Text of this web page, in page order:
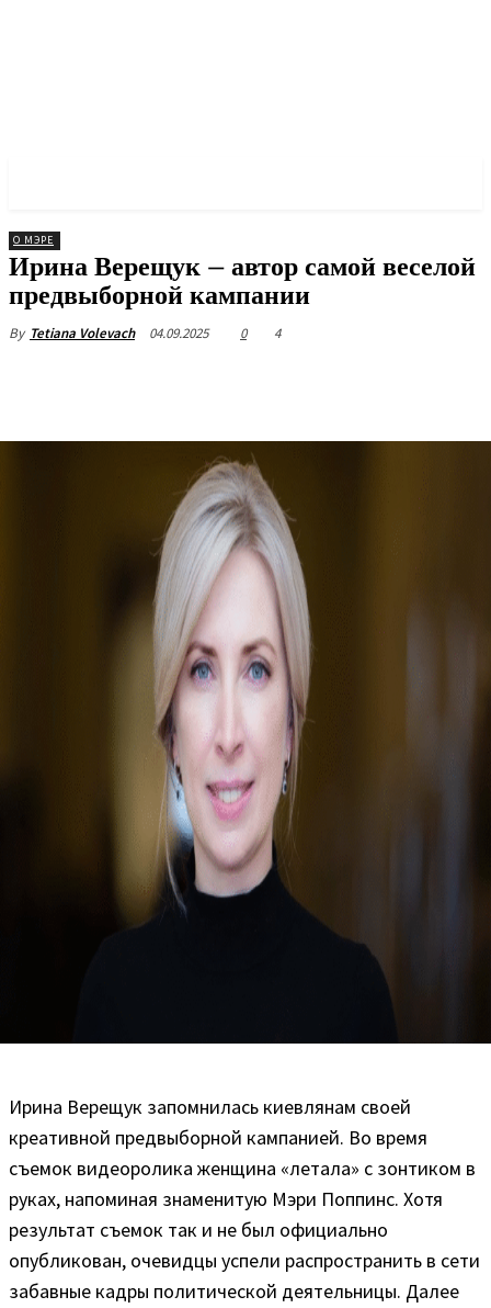
О МЭРЕ
Ирина Верещук – автор самой веселой
предвыборной кампании
By Tetiana Volevach 04.09.2025 0 4
Ирина Верещук запомнилась киевлянам своей
креативной предвыборной кампанией. Во время
съемок видеоролика женщина «летала» с зонтиком в
руках, напоминая знаменитую Мэри Поппинс. Хотя
результат съемок так и не был официально
опубликован, очевидцы успели распространить в сети
забавные кадры политической деятельницы. Далее